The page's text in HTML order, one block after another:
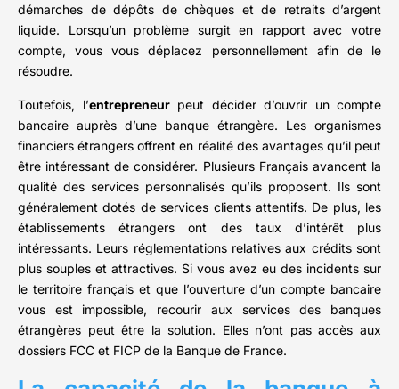
démarches de dépôts de chèques et de retraits d’argent
liquide. Lorsqu’un problème surgit en rapport avec votre
compte, vous vous déplacez personnellement afin de le
résoudre.
Toutefois, l’entrepreneurpeut décider d’ouvrir un compte
bancaire auprès d’une banque étrangère. Les organismes
financiers étrangers offrent en réalité des avantages qu’il peut
être intéressant de considérer. Plusieurs Français avancent la
qualité des services personnalisés qu’ils proposent. Ils sont
généralement dotés de services clients attentifs. De plus, les
établissements étrangers ont des taux d’intérêt plus
intéressants. Leurs réglementations relatives aux crédits sont
plus souples et attractives. Si vous avez eu des incidents sur
le territoire français et que l’ouverture d’un compte bancaire
vous est impossible, recourir aux services des banques
étrangères peut être la solution. Elles n’ont pas accès aux
dossiers FCC et FICP de la Banque de France.